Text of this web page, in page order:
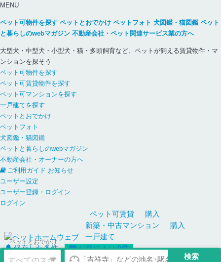
MENU
ペット可物件を探す ペットとおでかけ ペットフォト 犬図鑑・猫図鑑 ペット
と暮らしのwebマガジン 不動産会社・ペット関連サービス業の方へ
大型犬・中型犬・小型犬・猫・多頭飼育など、ペットが飼える賃貸物件・マ
ンションを探そう
ペット可物件を探す
ペット可賃貸物件を探す
ペット可マンションを探す
一戸建てを探す
ペットとおでかけ
ペットフォト
犬図鑑・猫図鑑
ペットと暮らしのwebマガジン
不動産会社・オーナーの方へ
ご利用ガイド お知らせ
ユーザー設定
ユーザー登録・ログイン
ログイン
ペット可賃貸
購入
新築・中古マンション
購入
一戸建て
保存した条件
お気に入り0件
ペットとおでかけ